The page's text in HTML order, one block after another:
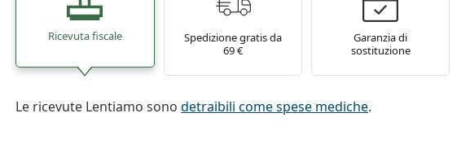
Ricevuta fiscale
Spedizione gratis da
69 €
Garanzia di
sostituzione
Le ricevute Lentiamo sonodetraibili come spese mediche.